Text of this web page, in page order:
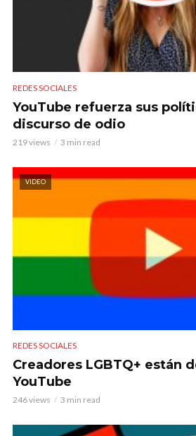
REDES SOCIALES
YouTube refuerza sus
discurso de odio
219 views 3 min read
VIDEO
REDES SOCIALES
Creadores LGBTQ+ están
YouTube
246 views 3 min read